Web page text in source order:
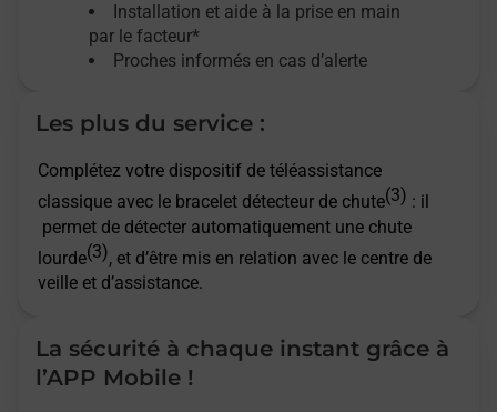
Installation et aide à la prise en main
par le facteur*
Proches informés en cas d’alerte
Les plus du service :
Complétez votre dispositif de téléassistance
classique avec le bracelet détecteur de chute(3) : il
permet de détecter automatiquement une chute
lourde(3), et d’être mis en relation avec le centre de
veille et d’assistance.
La sécurité à chaque instant grâce à
l’APP Mobile !